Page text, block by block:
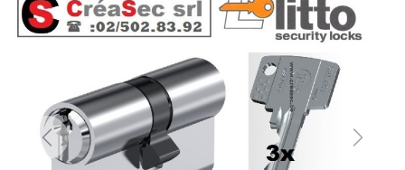
Previous Next